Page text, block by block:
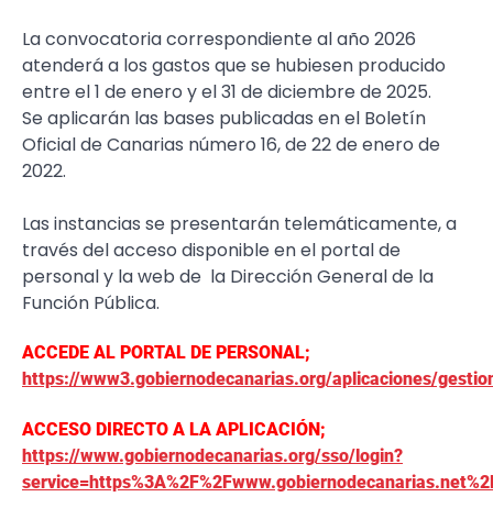
La convocatoria correspondiente al año 2026
atenderá a los gastos que se hubiesen producido
entre el 1 de enero y el 31 de diciembre de 2025.
Se aplicarán las bases publicadas en el Boletín
Oficial de Canarias número 16, de 22 de enero de
2022.
Las instancias se presentarán telemáticamente, a
través del acceso disponible en el portal de
personal y la web de la Dirección General de la
Función Pública.
ACCEDE AL PORTAL DE PERSONAL;
https://www3.gobiernodecanarias.org/aplicaciones/
ACCESO DIRECTO A LA APLICACIÓN;
https://www.gobiernodecanarias.org/sso/login?